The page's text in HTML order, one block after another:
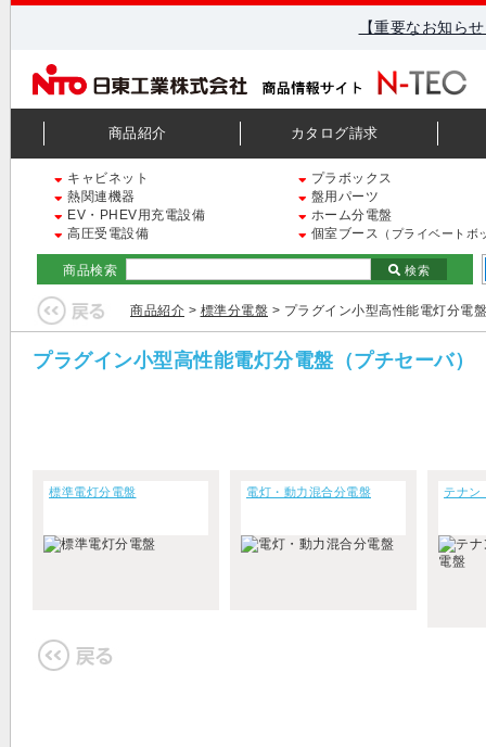
【重要なお知ら
商品紹介 カタログ請求
キャビネット
プラボックス
熱関連機器
盤用パーツ
EV・PHEV用充電設備
ホーム分電盤
高圧受電設備
個室ブース （プライベートボ
商品検索 検索
商品紹介 > 標準分電盤 > プラグイン小型高性能電灯分電
プラグイン小型高性能電灯分電盤（プチセーバ）
標準電灯分電盤 電灯・動力混合分電盤 テナン